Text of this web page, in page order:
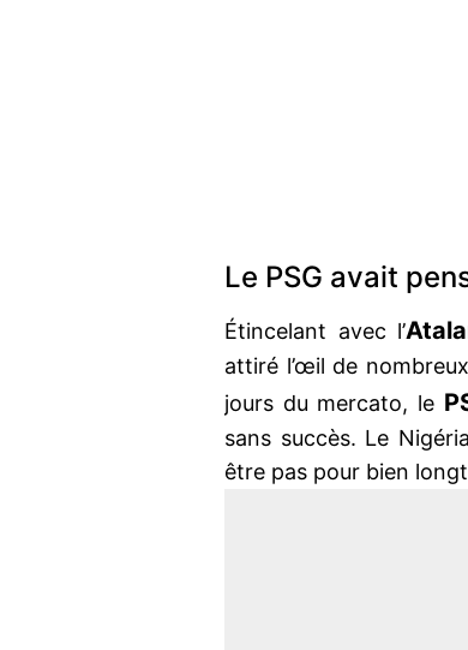
Le PSG avait
Étincelant avec l’
attiré l’œil de
jours du mercato, le
sans succès. Le
être pas pour bien